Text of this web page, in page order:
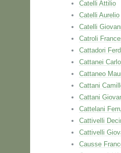
Catelli Attilio
Catelli Aurelio
Catelli
Catroli
Cattadori
Cattanei Carlo
Cattaneo
Cattani
Cattani
Cattelani
Cattivelli
Cattivelli
Causse